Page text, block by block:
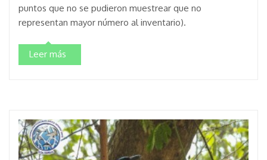
puntos que no se pudieron muestrear que no
representan mayor número al inventario).
Leer más